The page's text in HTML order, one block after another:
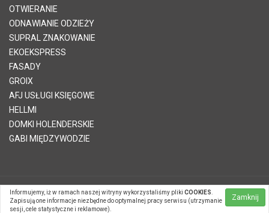
OTWIERANIE
ODNAWIANIE ODZIEŻY
SUPRAL ZNAKOWANIE
EKOEKSPRESS
FASADY
GROIX
AFJ USŁUGI KSIĘGOWE
HELLMI
DOMKI HOLENDERSKIE
GABI MIĘDZYWODZIE
© 2026 Telvinet Sp. z o.o. | Kopiowanie treści zabronione |
Systemy CMS Telvinet.pl
Zamknij
Informujemy, iż w ramach naszej witryny wykorzystaliśmy pliki COOKIES
Zapisują one informacje niezbędne do optymalnej pracy serwisu (utrzymanie
sesji, cele statystyczne i reklamowe).